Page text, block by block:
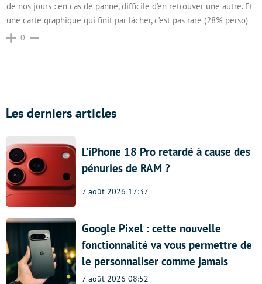
de nos jours : en cas de panne, difficile d’en retrouver une autre. Et
une carte graphique qui finit par lâcher, c’est pas rare (28% perso)
0
Les derniers articles
L’iPhone 18 Pro retardé à cause des
pénuries de RAM ?
7 août 2026 17:37
Google Pixel : cette nouvelle
fonctionnalité va vous permettre de
le personnaliser comme jamais
7 août 2026 08:52